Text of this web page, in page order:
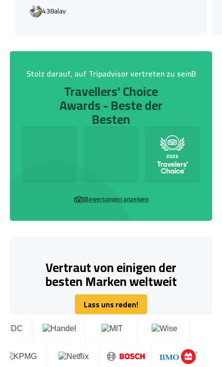
438alav
Stolz darauf, auf Tripadvisor vertreten zu seinB
Travellers' Choice
Awards - Beste der
Besten
Bewertungen anzeigen
Vertraut von einigen der
besten Marken weltweit
Lass uns reden!
Lass uns reden!